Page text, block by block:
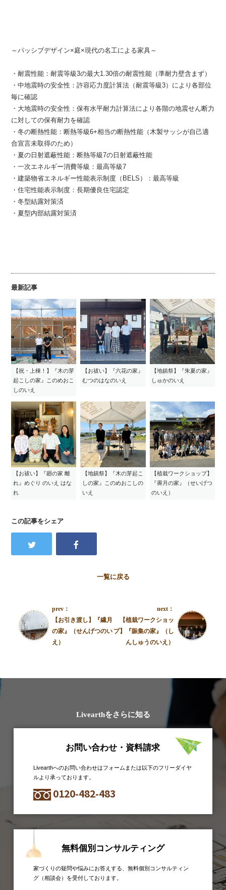
～パッシブデザイン×庭×現代の名工による家具～
・耐震性能：耐震等級3の最大1.30倍の耐震性能（準耐力壁含まず）
・中地震時の安全性：許容応力度計算法（耐震等級3）により各部位
毎に確認
・大地震時の安全性：保有水平耐力計算法により各階の地震せん断力
に対しての保有耐力を確認
・冬の断熱性能：断熱等級6+相当の断熱性能（木製サッシが自己適
合宣言未取得のため）
・夏の日射遮蔽性能：断熱等級7の日射遮蔽性能
・一次エネルギー消費等級：最高等級7
・建築物省エネルギー性能表示制度（BELS）：最高等級
・住宅性能表示制度：長期優良住宅認定
・冬型結露対策済
・夏型内部結露対策済
最新記事
【祝・上棟！】『木の芽
起こしの家』このめおこ
しのいえ
【お祓い】『六花の家』
むつのはなのいえ
【地鎮祭】『朱夏の家』
しゅかのいえ
【お祓い】『廻の家 離
れ』めぐり のいえ はな
れ
【地鎮祭】『木の芽起こ
しの家』このめおこしの
いえ
【植栽ワークショップ】
『霽月の家』（せいげつ
のいえ）
この記事をシェア
一覧に戻る
prev：
【お引き渡し】『繊月
の家』（せんげつのい
え）
next：
【植栽ワークショッ
プ】『賑集の家』（し
んしゅうのいえ）
Livearthをさらに知る
お問い合わせ・資料請求
Livearthへのお問い合わせはフォームまたは以下のフリーダイヤ
ルより承っております。
0120-482-483
無料個別コンサルティング
家づくりの疑問や悩みにお答えする、無料個別コンサルティン
グ（相談会）を受付しております。